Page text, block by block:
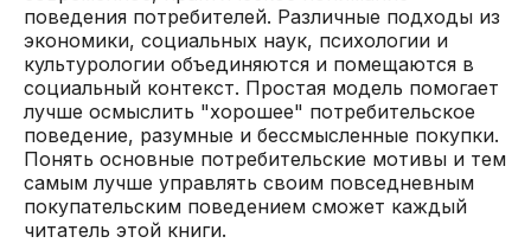
поведения потребителей. Различные подходы из
экономики, социальных наук, психологии и
культурологии объединяются и помещаются в
социальный контекст. Простая модель помогает
лучше осмыслить "хорошее" потребительское
поведение, разумные и бессмысленные покупки.
Понять основные потребительские мотивы и тем
самым лучше управлять своим повседневным
покупательским поведением сможет каждый
читатель этой книги.